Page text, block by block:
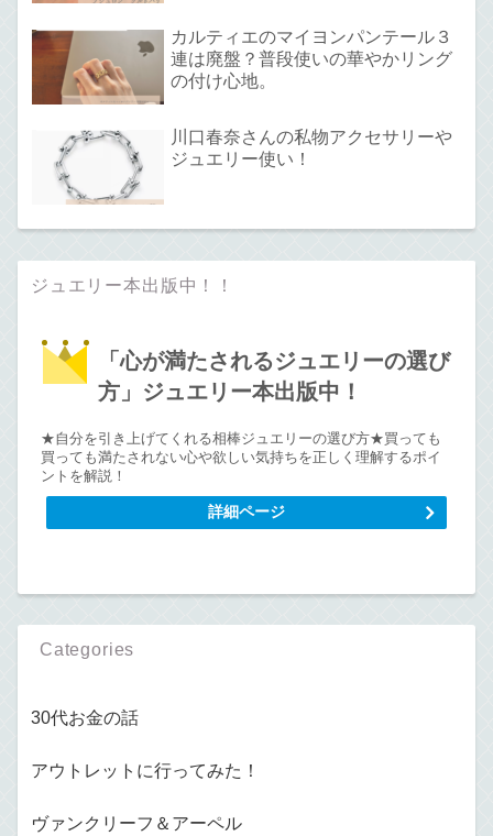
カルティエのマイヨンパンテール３
連は廃盤？普段使いの華やかリング
の付け心地。
川口春奈さんの私物アクセサリーや
ジュエリー使い！
ジュエリー本出版中！！
「心が満たされるジュエリーの選び
方」ジュエリー本出版中！
★自分を引き上げてくれる相棒ジュエリーの選び方★買っても
買っても満たされない心や欲しい気持ちを正しく理解するポイ
ントを解説！
詳細ページ
Categories
30代お金の話
アウトレットに行ってみた！
ヴァンクリーフ＆アーペル